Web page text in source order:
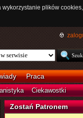
plików
Praca
Ciekawostki
Zostań Patronem